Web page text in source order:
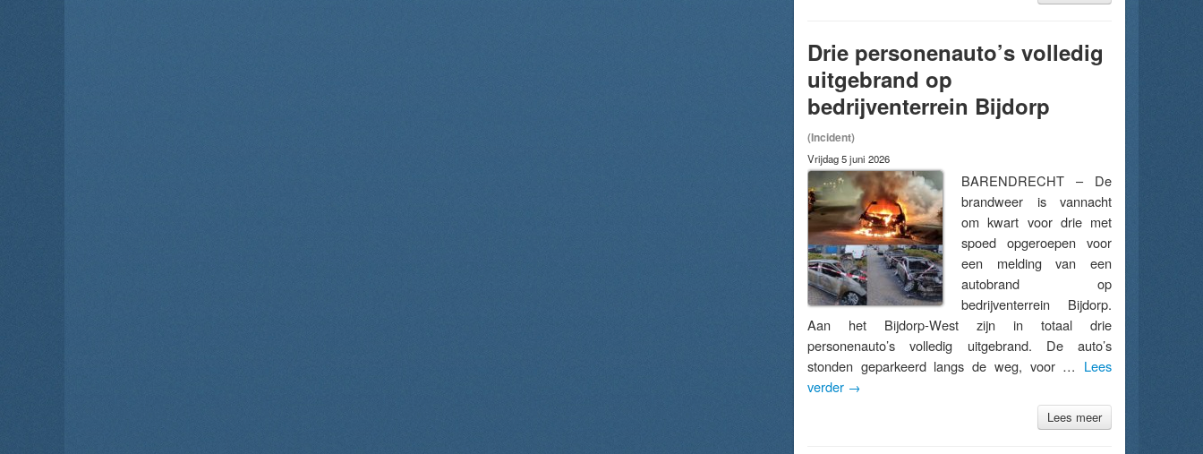
Drie personenauto’s volledig
uitgebrand op
bedrijventerrein Bijdorp
(Incident)
Vrijdag 5 juni 2026
BARENDRECHT – De
brandweer is vannacht
om kwart voor drie met
spoed opgeroepen voor
een melding van een
autobrand op
bedrijventerrein Bijdorp.
Aan het Bijdorp-West zijn in totaal drie
personenauto’s volledig uitgebrand. De auto’s
stonden geparkeerd langs de weg, voor … Lees
verder →
Lees meer